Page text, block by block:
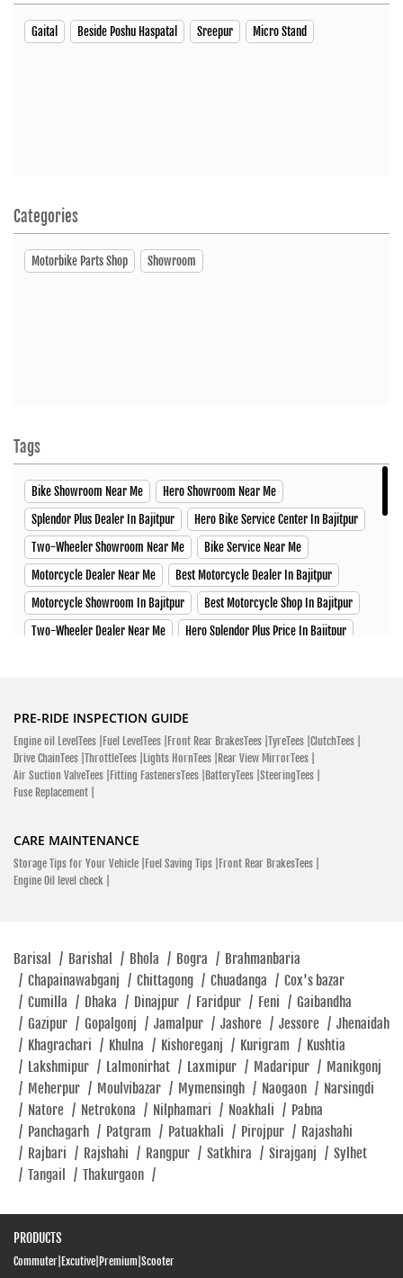
Open Until 08:00 PM
Click To Call
Open Until 08:00 PM
Open Until 08:00 PM
SERVICE CENTER SPARE PARTS
Hero MotoCorp
Open Until 06:00 PM
SERVICE CENTER
Hero MotoCorp
Rajjak Plaza, Mawna Chowrasta, Dhaka-Mymensingh Hwy
Open Until 06:30 PM
SERVICE CENTER SPARE PARTS
Hero MotoCorp
Rajjak Plaza, Mawna Chowrasta Sreepur Mawna, Gazipur 1740
Sreepur
Click To Call
Open Until 07:00 PM
Gaital Beside Poshu Haspatal Sreepur Micro Stand
Categories
Motorbike Parts Shop Showroom
Tags
Bike Showroom Near Me
Hero Showroom Near Me
Splendor Plus Dealer In Bajitpur
Hero Bike Service Center In Bajitpur
Two-Wheeler Showroom Near Me
Bike Service Near Me
Motorcycle Dealer Near Me
Best Motorcycle Dealer In Bajitpur
Motorcycle Showroom In Bajitpur
Best Motorcycle Shop In Bajitpur
Two-Wheeler Dealer Near Me
Hero Splendor Plus Price In Bajitpur
HF Deluxe Price In Bajitpur
Passion XPro Price In Bajitpur
Hero Ignitor Price In Bajitpur
Hero MotoCorp Bangladesh
Hero Bikes Price In Bajitpur
New Hero Bikes
Hero Scooter Price List In Bajitpur
Two-Wheeler Finance In Bajitpur
Hero Authorized Service Center Near Me
Buy Hero Bikes Online In Bajitpur
Hero Bike Servicing Center Near Me
Hero Genuine Spare Parts Near Me
PRE-RIDE INSPECTION GUIDE
Engine oil LevelTees | Fuel LevelTees | Front Rear BrakesTees | TyreTees | ClutchTees |
Drive ChainTees | ThrottleTees | Lights HornTees | Rear View MirrorTees |
Air Suction ValveTees | Fitting FastenersTees | BatteryTees | SteeringTees |
Fuse Replacement |
CARE MAINTENANCE
Storage Tips for Your Vehicle | Fuel Saving Tips | Front Rear BrakesTees |
Engine Oil level check |
Barisal / Barishal / Bhola / Bogra / Brahmanbaria
/ Chapainawabganj / Chittagong / Chuadanga / Cox's bazar
/ Cumilla / Dhaka / Dinajpur / Faridpur / Feni / Gaibandha
/ Gazipur / Gopalgonj / Jamalpur / Jashore / Jessore / Jhenaidah
/ Khagrachari / Khulna / Kishoreganj / Kurigram / Kushtia
/ Lakshmipur / Lalmonirhat / Laxmipur / Madaripur / Manikgonj
/ Meherpur / Moulvibazar / Mymensingh / Naogaon / Narsingdi
/ Natore / Netrokona / Nilphamari / Noakhali / Pabna
/ Panchagarh / Patgram / Patuakhali / Pirojpur / Rajashahi
/ Rajbari / Rajshahi / Rangpur / Satkhira / Sirajganj / Sylhet
/ Tangail / Thakurgaon /
PRODUCTS
Commuter Excutive Premium Scooter